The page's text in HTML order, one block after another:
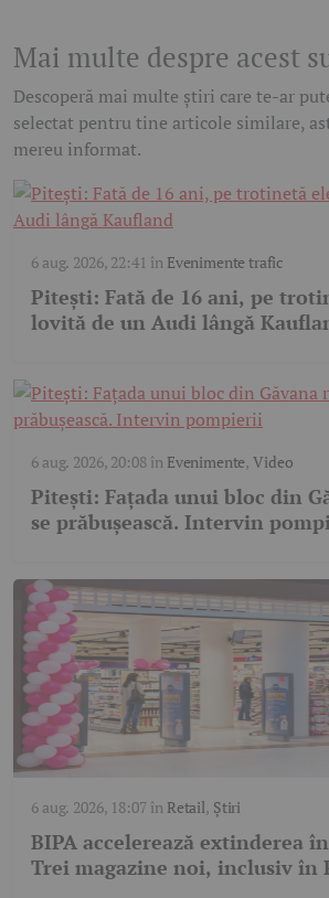
Mai multe despre acest
Descoperă mai multe știri care te-ar
selectat pentru tine articole similare,
mereu informat.
6 aug. 2026, 22:41 în Evenimente trafic
Pitești: Fată de 16 ani, pe
lovită de un Audi lângă
6 aug. 2026, 20:08în Evenimente,Video
Pitești: Fațada unui bloc din
se prăbușească. Intervin
6 aug. 2026, 18:07în Retail, Știri
BIPA accelerează extinderea
Trei magazine noi, inclusiv în